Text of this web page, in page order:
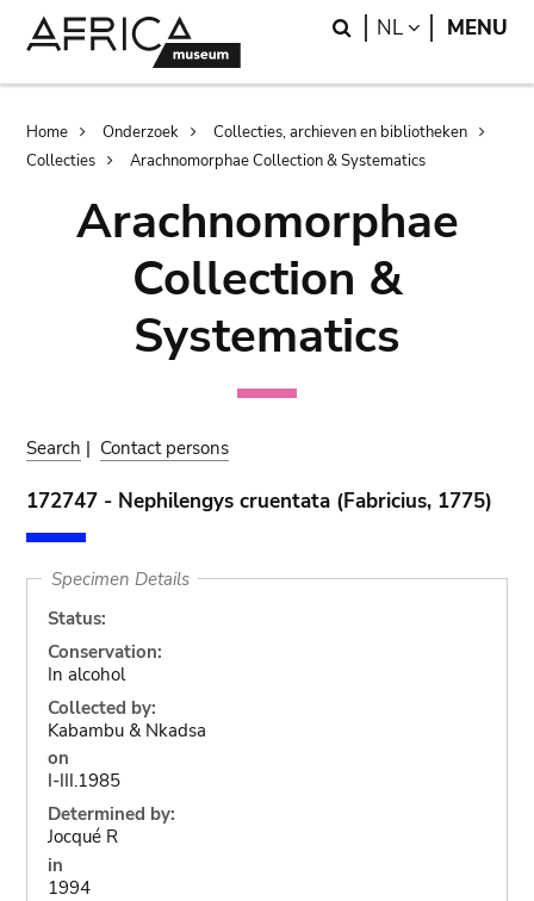
Search
NL LANGUAGE
MENU
Breadcrumb
Home Onderzoek
Collecties, archieven en bibliotheken
Collecties
Arachnomorphae Collection & Systematics
Arachnomorphae
Collection &
Systematics
Search | Contact persons
172747 - Nephilengys cruentata (Fabricius, 1775)
Specimen Details
Status:
Conservation:
In alcohol
Collected by:
Kabambu & Nkadsa
on
I-III.1985
Determined by:
Jocqué R
in
1994